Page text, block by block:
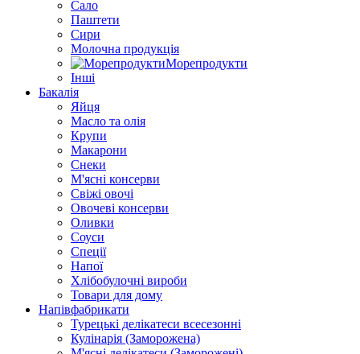
Сало
Паштети
Сири
Молочна продукція
Морепродукти
Інші
Бакалія
Яйця
Масло та олія
Крупи
Макарони
Снеки
М'ясні консерви
Свіжі овочі
Овочеві консерви
Оливки
Соуси
Спеції
Напої
Хлібобулочні вироби
Товари для дому
Напівфабрикати
Турецькі делікатеси всесезонні
Кулінарія (Заморожена)